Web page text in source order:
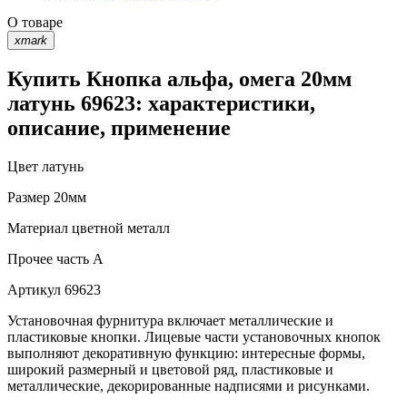
О товаре
xmark
Купить Кнопка альфа, омега 20мм
латунь 69623: характеристики,
описание, применение
Цвет латунь
Размер 20мм
Материал цветной металл
Прочее часть A
Артикул 69623
Установочная фурнитура включает металлические и
пластиковые кнопки. Лицевые части установочных кнопок
выполняют декоративную функцию: интересные формы,
широкий размерный и цветовой ряд, пластиковые и
металлические, декорированные надписями и рисунками.